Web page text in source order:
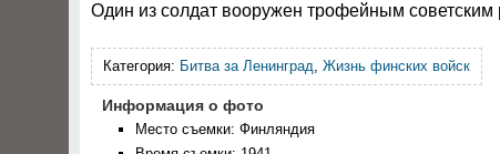
Один из солдат вооружен трофейным
Категория: Битва за Ленинград, Жизнь финских войск
Информация о фото
Место съемки: Финляндия